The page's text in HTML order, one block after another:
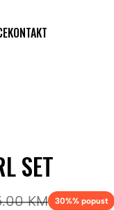
KONTAKT
SET
KM 30%% popust